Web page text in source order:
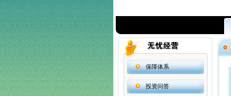
保障体系
投资问答